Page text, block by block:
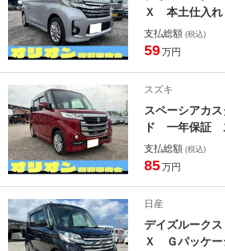
Ｘ 本土仕入
ビ アラウンド
パワースライ
ー・ワイパーゴ
支払総額 (税込)
59万円
スズキ
スペーシアカ
ド 一年保証
ュスタート 左
ア フルセグ
ワイパーゴム新
支払総額 (税込)
85万円
日産
デイズルーク
Ｘ Ｇパッケ